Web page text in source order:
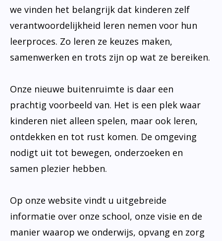
we vinden het belangrijk dat kinderen zelf
verantwoordelijkheid leren nemen voor hun
leerproces. Zo leren ze keuzes maken,
samenwerken en trots zijn op wat ze bereiken.
Onze nieuwe buitenruimte is daar een
prachtig voorbeeld van. Het is een plek waar
kinderen niet alleen spelen, maar ook leren,
ontdekken en tot rust komen. De omgeving
nodigt uit tot bewegen, onderzoeken en
samen plezier hebben.
Op onze website vindt u uitgebreide
informatie over onze school, onze visie en de
manier waarop we onderwijs, opvang en zorg